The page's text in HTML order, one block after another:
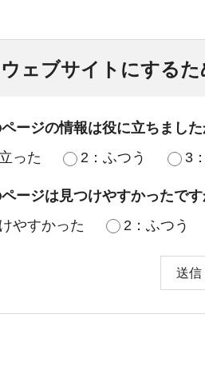
ェブサイトにする
ージの情報は役に立ちまし
った
2：ふつう 3
ージは見つけやすかったで
やすかった
2：ふつう